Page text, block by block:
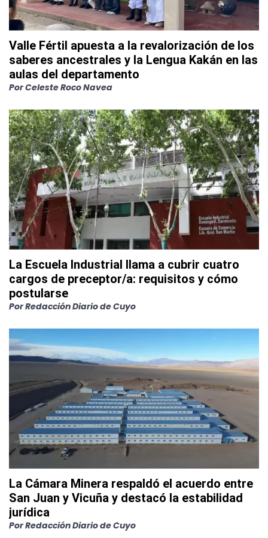
Valle Fértil apuesta a la revalorización de los
saberes ancestrales y la Lengua Kakán en las
aulas del departamento
PorCeleste Roco Navea
La Escuela Industrial llama a cubrir cuatro
cargos de preceptor/a: requisitos y cómo
postularse
PorRedacción Diario de Cuyo
La Cámara Minera respaldó el acuerdo entre
San Juan y Vicuña y destacó la estabilidad
jurídica
PorRedacción Diario de Cuyo